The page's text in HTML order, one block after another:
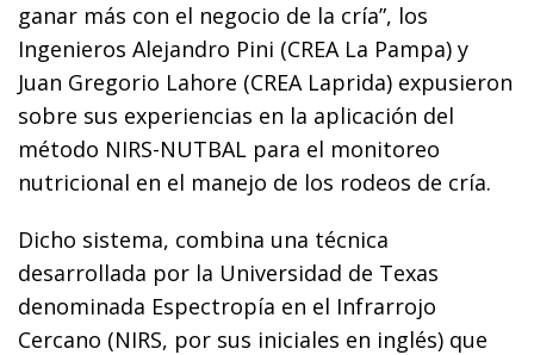
ganar más con el negocio de la cría”, los
Ingenieros Alejandro Pini (CREA La Pampa) y
Juan Gregorio Lahore (CREA Laprida) expusieron
sobre sus experiencias en la aplicación del
método NIRS-NUTBAL para el monitoreo
nutricional en el manejo de los rodeos de cría.
Dicho sistema, combina una técnica
desarrollada por la Universidad de Texas
denominada Espectropía en el Infrarrojo
Cercano (NIRS, por sus iniciales en inglés) que